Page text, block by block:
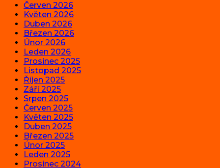
Červen 2026
Květen 2026
Duben 2026
Březen 2026
Únor 2026
Leden 2026
Prosinec 2025
Listopad 2025
Říjen 2025
Září 2025
Srpen 2025
Červen 2025
Květen 2025
Duben 2025
Březen 2025
Únor 2025
Leden 2025
Prosinec 2024